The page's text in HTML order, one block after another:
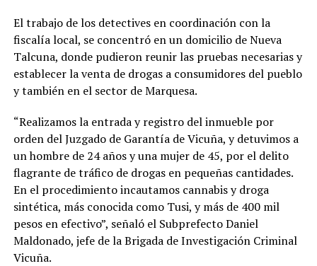
El trabajo de los detectives en coordinación con la
fiscalía local, se concentró en un domicilio de Nueva
Talcuna, donde pudieron reunir las pruebas necesarias y
establecer la venta de drogas a consumidores del pueblo
y también en el sector de Marquesa.
“Realizamos la entrada y registro del inmueble por
orden del Juzgado de Garantía de Vicuña, y detuvimos a
un hombre de 24 años y una mujer de 45, por el delito
flagrante de tráfico de drogas en pequeñas cantidades.
En el procedimiento incautamos cannabis y droga
sintética, más conocida como Tusi, y más de 400 mil
pesos en efectivo”, señaló el Subprefecto Daniel
Maldonado, jefe de la Brigada de Investigación Criminal
Vicuña.